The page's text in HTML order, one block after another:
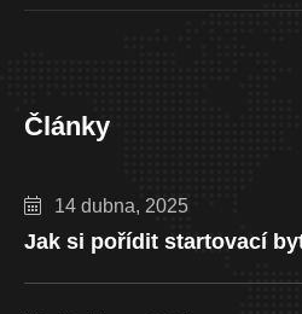
Články
14 dubna, 2025
Jak si pořídit startovací